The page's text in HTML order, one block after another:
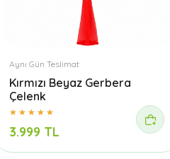
Aynı Gün Teslimat
Kırmızı Beyaz Gerbera
Çelenk
3.999 TL